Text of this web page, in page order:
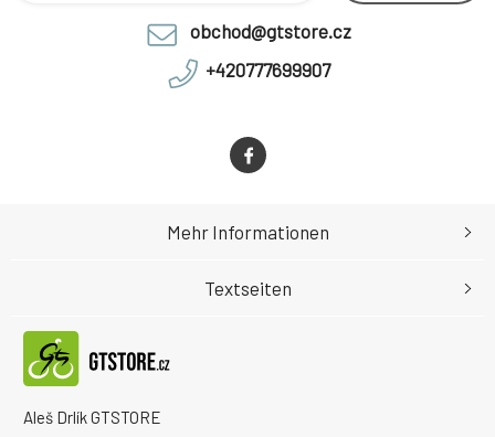
barevné kombinace
obchod@gtstore.cz
+420777699907
Aleš Drlík GTSTORE
Mehr Informationen
Textseiten